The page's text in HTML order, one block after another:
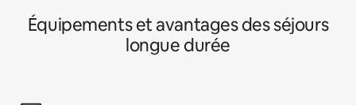
Équipements et avantages des séjours
longue durée